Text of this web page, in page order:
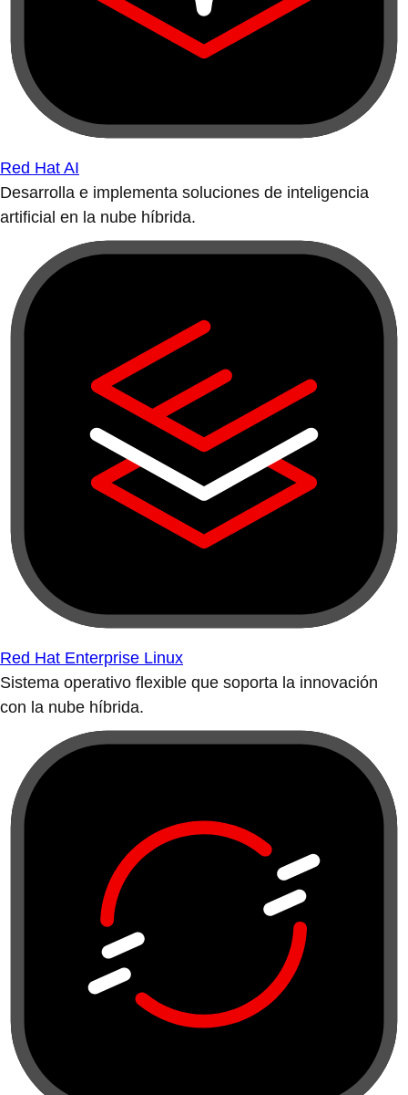
Red Hat AI
Desarrolla e implementa soluciones de inteligencia
artificial en la nube híbrida.
Red Hat Enterprise Linux
Sistema operativo flexible que soporta la innovación
con la nube híbrida.